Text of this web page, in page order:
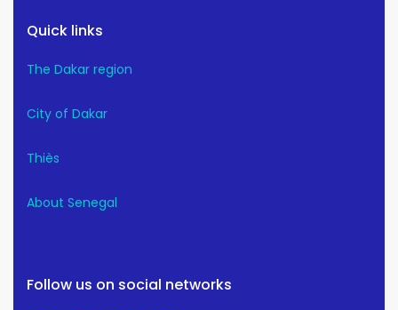
Quick links
The Dakar region
City of Dakar
Thiès
About Senegal
Follow us on social networks